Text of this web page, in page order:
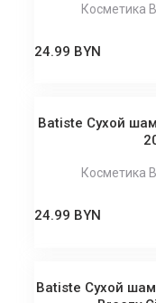
Косметика
24.99 BYN
Batiste Сухой
Косметика
24.99 BYN
Batiste Сухой